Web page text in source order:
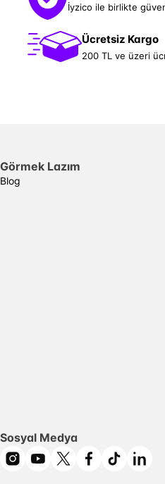
İyzico ile birlikte
Ücretsiz Kargo
200 TL ve üzeri
Görmek Lazım
Blog
Sosyal Medya